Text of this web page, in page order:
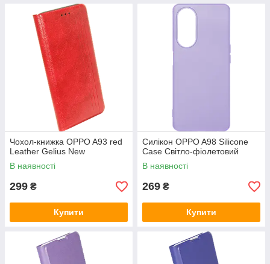
Чохол-книжка OPPO A93 red
Leather Gelius New
В наявності
299 ₴
Купити
Силікон OPPO A98 Silicone
Case Світло-фіолетовий
В наявності
269 ₴
Купити